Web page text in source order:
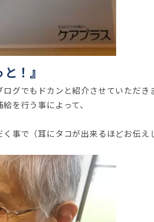
！』
グでもドカンと紹介させていただき
を行う事によって、
事で（耳にタコが出来るほどお伝